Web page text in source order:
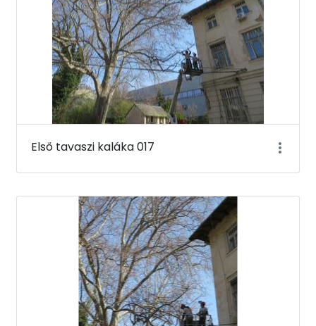
Első tavaszi kaláka 017